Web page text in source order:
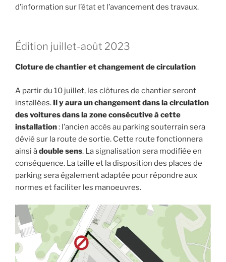
d’information sur l’état et l’avancement des travaux.
Édition juillet-août 2023
Cloture de chantier et changement de circulation
A partir du 10 juillet, les clôtures de chantier seront
installées. Il y aura un changement dans la circulation
des voitures dans la zone consécutive à cette
installation: l’ancien accès au parking souterrain sera
dévié sur la route de sortie. Cette route fonctionnera
ainsi àdouble sens. La signalisation sera modifiée en
conséquence. La taille et la disposition des places de
parking sera également adaptée pour répondre aux
normes et faciliter les manoeuvres.